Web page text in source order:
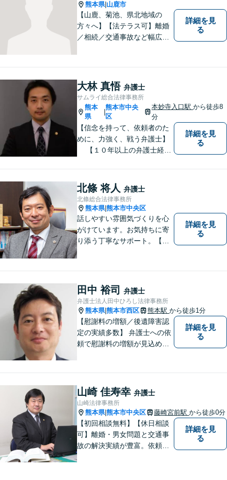
とに対応可能です！
熊本県| 山鹿市
【山鹿、菊池、県北地域の
方々へ】【法テラス可】離婚
／相続／交通事故など幅広く
そう地域に法的サービスを提
供してまいります。お気軽に
ご相談を！
詳細を見
る
大林 真悟 弁護士
サムライ総合法律事務所
熊本
県
|
熊本市中央
区
本妙寺入口駅から徒歩8
分
【信念を持って、依頼者のた
めに、力強く、戦う弁護士】
【１０年以上の弁護士経
等の男女トラブル、③顧問弁
護の３つの分野に力を注ぐ弁
護士】
詳細を見
る
北條 将人 弁護士
北條総合法律事務所
熊本県|熊本市中央区
話しやすい雰囲気づくりを心
がけています。お気持ちに寄
り添う丁寧なサポート。【借
用】証拠集めから手厚くサポ
ート。企業からのご相談も承
ります【交通事故】弁護士費
用特約の利用可【夜間・休日
面談可】
詳細を見
る
田中 裕司 弁護士
弁護士法人田中ひろし法律事務所
熊本県|熊本市西区 熊本駅 から徒歩1分
【慰謝料の増額／後遺障害認
定の実績多数】 弁護士への依
頼で慰謝料の増額が見込めま
ノウハウ多数】相続手続きか
ら遺言書までトータルサポー
ト【JR熊本駅から徒歩1分】
詳細を見
る
山崎 佳寿幸 弁護士
山崎法律事務所
熊本県|熊本市中央区 藤崎宮前駅 から徒歩0分
【初回相談無料】【休日相談
可】離婚・男女問題と交通事
故の解決実績が豊富。依頼者
詳細を見
る